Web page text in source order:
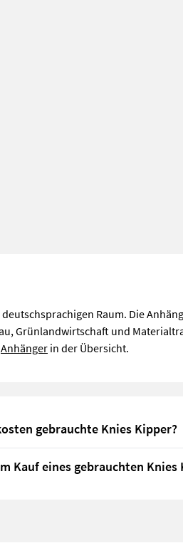
Raum. Die
Grünlandwirtschaft und
Anhänger in der Übersicht.
gebrauchte Knies Kipper?
Kauf eines gebrauchten Knies